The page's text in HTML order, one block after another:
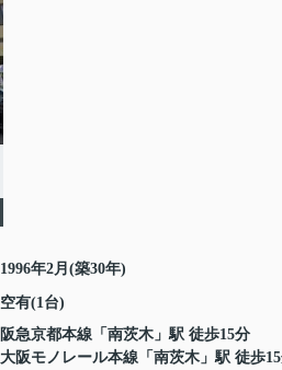
1996年2月(築30年)
空有(1台)
阪急京都本線 「 南茨木 」駅 徒歩15分
大阪モノレール本線 「 南茨木 」駅 徒歩